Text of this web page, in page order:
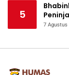
5
7 Agustus